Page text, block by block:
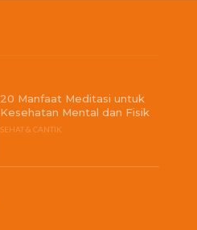
20 Manfaat Meditasi untuk
Kesehatan Mental dan Fisik
SEHAT & CANTIK